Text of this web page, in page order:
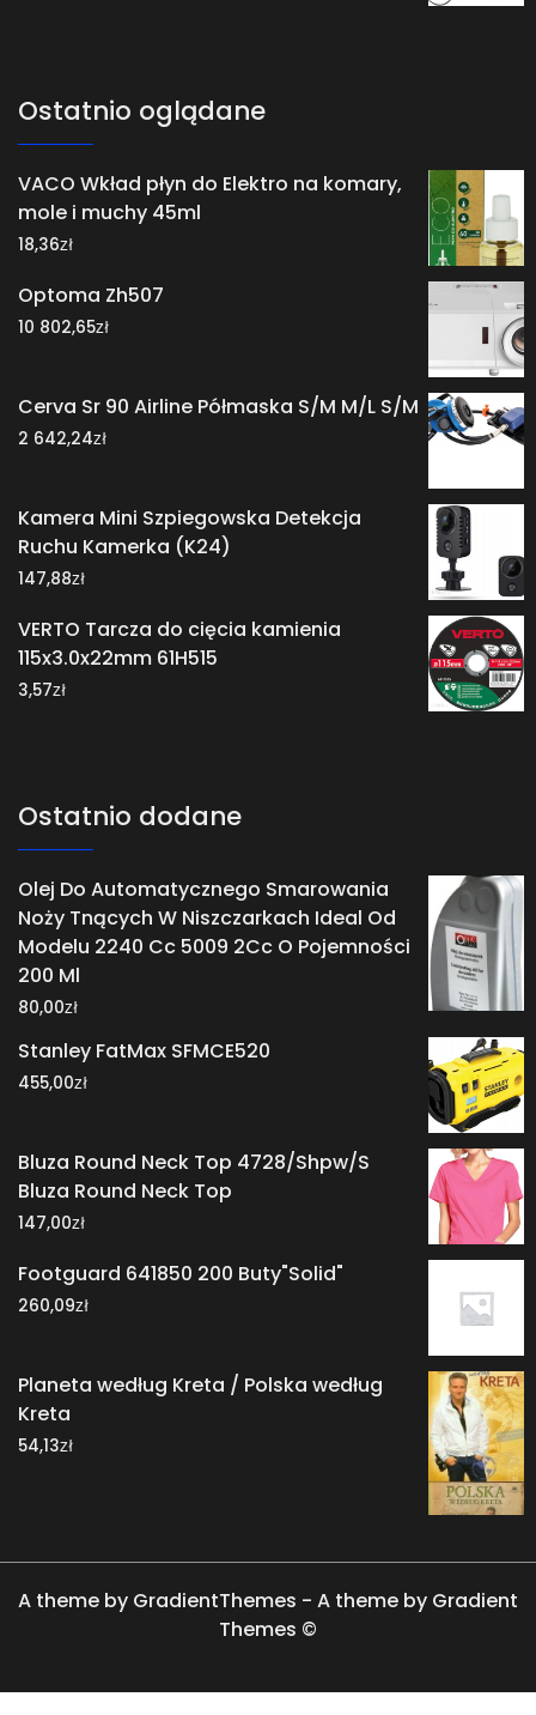
Ostatnio oglądane
VACO Wkład płyn do Elektro na komary,
mole i muchy 45ml
18,36zł
Optoma Zh507
10 802,65zł
Cerva Sr 90 Airline Półmaska S/M M/L S/M
2 642,24zł
Kamera Mini Szpiegowska Detekcja
Ruchu Kamerka (K24)
147,88zł
VERTO Tarcza do cięcia kamienia
115x3.0x22mm 61H515
3,57zł
Ostatnio dodane
Olej Do Automatycznego Smarowania
Noży Tnących W Niszczarkach Ideal Od
Modelu 2240 Cc 5009 2Cc O Pojemności
200 Ml
80,00zł
Stanley FatMax SFMCE520
455,00zł
Bluza Round Neck Top 4728/Shpw/S
Bluza Round Neck Top
147,00zł
Footguard 641850 200 Buty"Solid"
260,09zł
Planeta według Kreta / Polska według
Kreta
54,13zł
A theme by GradientThemes - A theme by Gradient
Themes ©